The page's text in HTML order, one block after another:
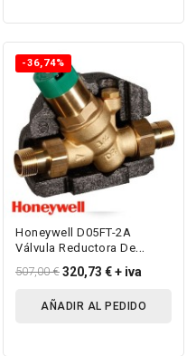
-36,74%
Honeywell D05FT-2A
Válvula Reductora De
Manométrica Para...
507,00 € 320,73 €+ iva
AÑADIR AL PEDIDO